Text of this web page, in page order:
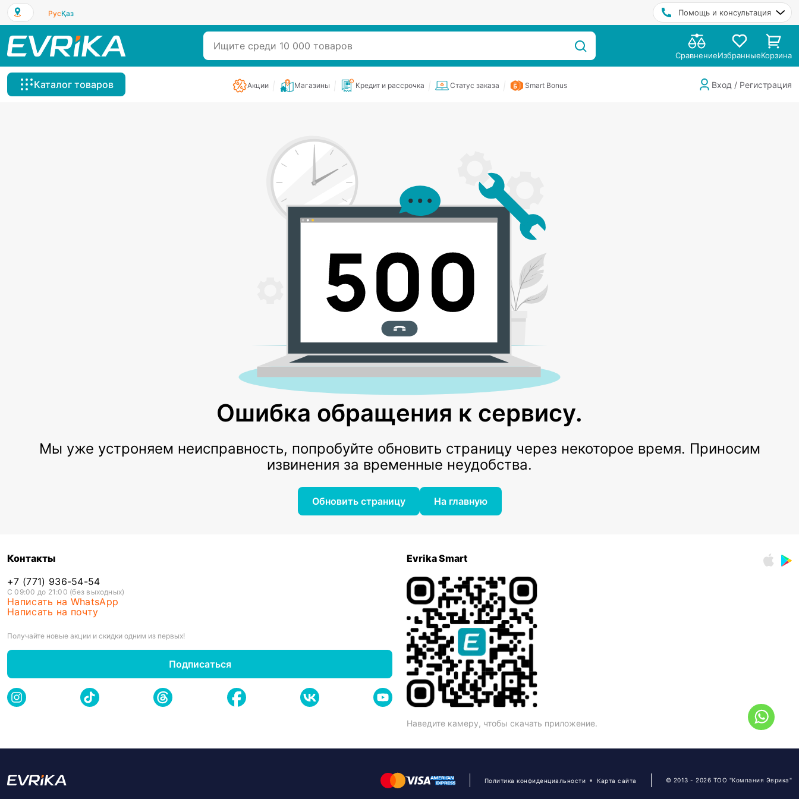
РусҚаз Помощь и консультация
СравнениеИзбранныеКорзина
Каталог товаров Акции Магазины Кредит и рассрочка Статус заказа Smart Bonus Вход / Регистрация
Ошибка обращения к сервису.
Мы уже устроняем неисправность, попробуйте обновить страницу через некоторое время. Приносим
извинения за временные неудобства.
Обновить страницу На главную
Контакты
+7 (771) 936-54-54
С 09:00 до 21:00 (без выходных)
Написать на WhatsApp
Написать на почту
Получайте новые акции и скидки одним из первых!
Подписаться
Evrika Smart
Наведите камеру, чтобы скачать приложение.
Политика конфиденциальности Карта сайта © 2013 - 2026 ТОО "Компания Эврика"